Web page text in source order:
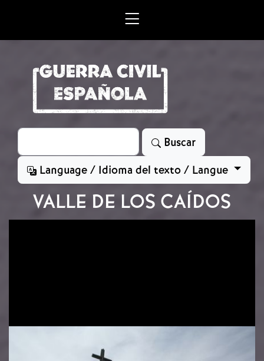
Search
Buscar
Language / Idioma del texto / Langue
VALLE DE LOS CAÍDOS